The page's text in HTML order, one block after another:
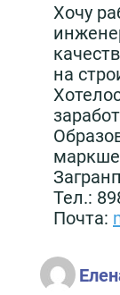
Хочу
на
Тел.:
Почта: